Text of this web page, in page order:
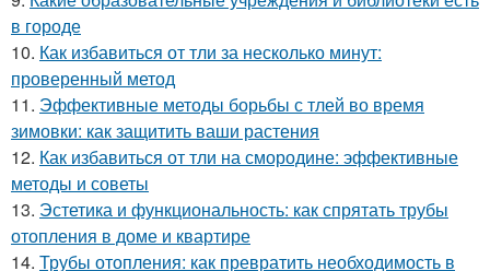
в городе
10. Как избавиться от тли за несколько минут:
проверенный метод
11. Эффективные методы борьбы с тлей во время
зимовки: как защитить ваши растения
12. Как избавиться от тли на смородине: эффективные
методы и советы
13. Эстетика и функциональность: как спрятать трубы
отопления в доме и квартире
14. Трубы отопления: как превратить необходимость в